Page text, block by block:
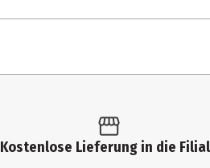
C.Kreul
Kostenlose Lieferung in die